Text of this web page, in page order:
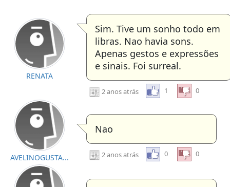
RENATA
Sim. Tive um sonho todo em
libras. Nao havia sons.
Apenas gestos e expressões
e sinais. Foi surreal.
2 anos atrás 1 0
AVELINOGUSTA...
Nao
2 anos atrás 0 0